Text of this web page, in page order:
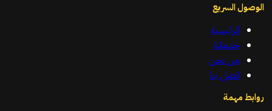
الوصول السريع
الرئيسية
خدماتنا
من نحن
اتصل بنا
روابط مهمة